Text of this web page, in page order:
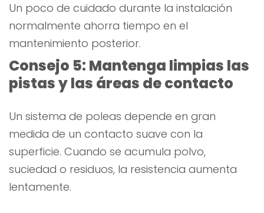
Un poco de cuidado durante la instalación
normalmente ahorra tiempo en el
mantenimiento posterior.
Consejo 5: Mantenga limpias las
pistas y las áreas de contacto
Un sistema de poleas depende en gran
medida de un contacto suave con la
superficie. Cuando se acumula polvo,
suciedad o residuos, la resistencia aumenta
lentamente.